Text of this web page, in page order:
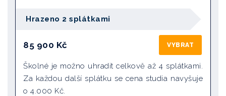
Hrazeno 2 splátkami
85 900 Kč VYBRAT
Školné je možno uhradit celkově až 4 splátkami.
Za každou další splátku se cena studia navyšuje
o 4.000 Kč.